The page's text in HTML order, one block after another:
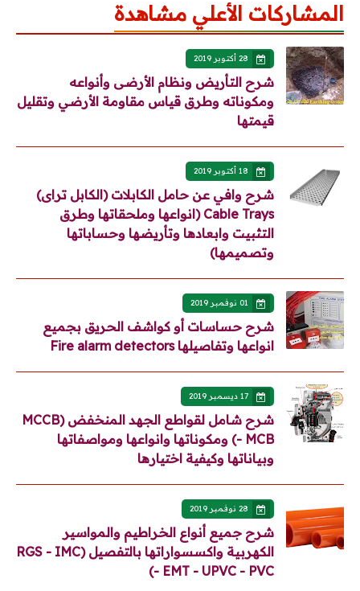
المشاركات الأعلي مشاهدة
28 أكتوبر 2019
شرح التأريض ونظام الأرضى وأنواعه
ومكوناته وطرق قياس مقاومة الأرضي وتقليل
قيمتها
18 أكتوبر 2019
شرح وافي عن حامل الكابلات (الكابل تراى)
Cable Trays (انواعها وملحقاتها وطرق
التثبيت وابعادها وتأريضها وحساباتها
وتصميمها)
01 نوفمبر 2019
شرح حساسات أو كواشف الحريق بجميع
انواعها وتفاصيلها Fire alarm detectors
17 ديسمبر 2019
شرح شامل لقواطع الجهد المنخفض (MCCB
- MCB) ومكوناتها وانواعها ومواصفاتها
وبياناتها وكيفية اختيارها
28 نوفمبر 2019
شرح جميع أنواع الخراطيم والمواسير
الكهربية واكسسواراتها بالتفصيل (RGS - IMC
- EMT - UPVC - PVC)